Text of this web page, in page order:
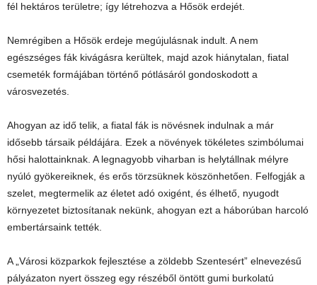
fél hektáros területre; így létrehozva a Hősök erdejét.
Nemrégiben a Hősök erdeje megújulásnak indult. A nem
egészséges fák kivágásra kerültek, majd azok hiánytalan, fiatal
csemeték formájában történő pótlásáról gondoskodott a
városvezetés.
Ahogyan az idő telik, a fiatal fák is növésnek indulnak a már
idősebb társaik példájára. Ezek a növények tökéletes szimbólumai
hősi halottainknak. A legnagyobb viharban is helytállnak mélyre
nyúló gyökereiknek, és erős törzsüknek köszönhetően. Felfogják a
szelet, megtermelik az életet adó oxigént, és élhető, nyugodt
környezetet biztosítanak nekünk, ahogyan ezt a háborúban harcoló
embertársaink tették.
A „Városi közparkok fejlesztése a zöldebb Szentesért” elnevezésű
pályázaton nyert összeg egy részéből öntött gumi burkolatú